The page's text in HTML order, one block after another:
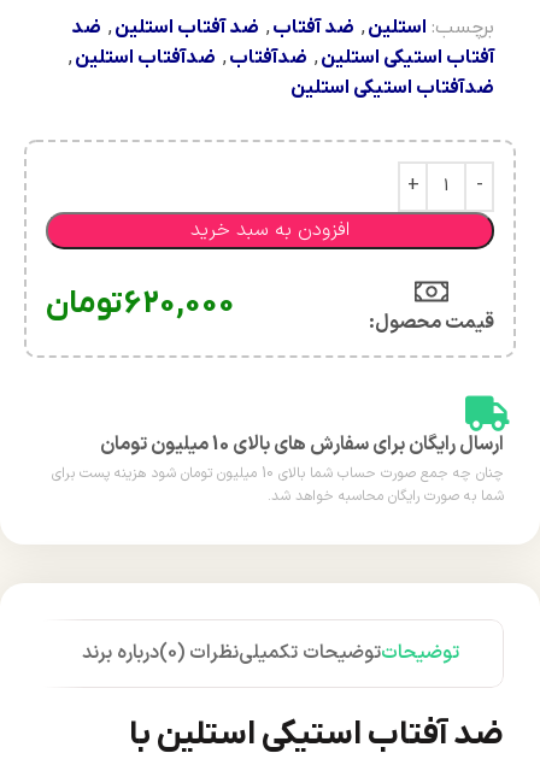
برچسب: استلین, ضد آفتاب, ضد آفتاب استلین, ضد
آفتاب استیکی استلین, ضدآفتاب, ضدآفتاب استلین,
ضدآفتاب استیکی استلین
افزودن به سبد خرید
قیمت محصول:​ 620,000تومان
ارسال رایگان برای سفارش های بالای 10 میلیون تومان
چنان چه جمع صورت حساب شما بالای 10 میلیون تومان شود هزینه پست برای
شما به صورت رایگان محاسبه خواهد شد.
توضیحاتتوضیحات تکمیلینظرات (0) درباره برند
ضد آفتاب استیکی استلین با